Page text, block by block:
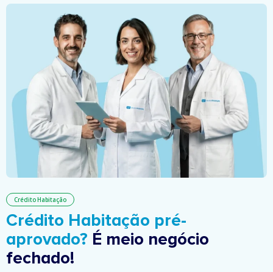
Crédito Habitação
Crédito Habitação pré-
aprovado? É meio negócio
fechado!